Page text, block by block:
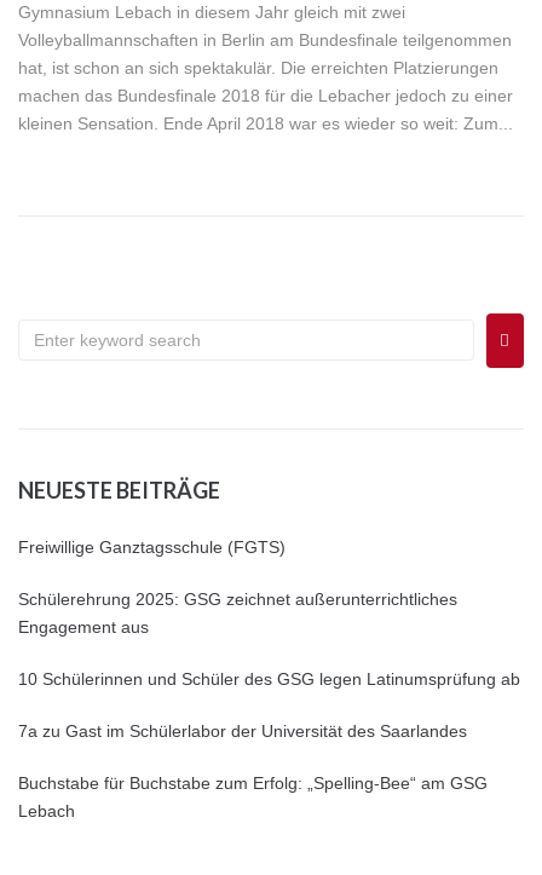
Gymnasium Lebach in diesem Jahr gleich mit zwei
Volleyballmannschaften in Berlin am Bundesfinale teilgenommen
hat, ist schon an sich spektakulär. Die erreichten Platzierungen
machen das Bundesfinale 2018 für die Lebacher jedoch zu einer
kleinen Sensation. Ende April 2018 war es wieder so weit: Zum...
NEUESTE BEITRÄGE
Freiwillige Ganztagsschule (FGTS)
Schülerehrung 2025: GSG zeichnet außerunterrichtliches
Engagement aus
10 Schülerinnen und Schüler des GSG legen Latinumsprüfung ab
7a zu Gast im Schülerlabor der Universität des Saarlandes
Buchstabe für Buchstabe zum Erfolg: „Spelling-Bee“ am GSG
Lebach